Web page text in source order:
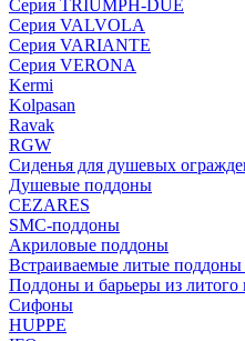
Серия TRIUMPH-DUE
Серия VALVOLA
Серия VARIANTE
Серия VERONA
Kermi
Kolpasan
Ravak
RGW
Сиденья для душевых
Душевые поддоны
CEZARES
SMC-поддоны
Акриловые поддоны
Встраиваемые литые поддоны
Поддоны и барьеры из литого
Сифоны
HUPPE